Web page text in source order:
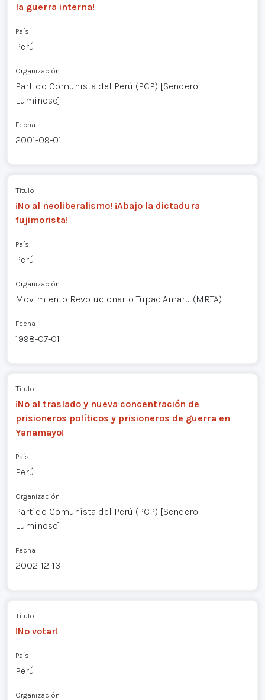
la guerra interna!
País
Perú
Organización
Partido Comunista del Perú (PCP) [Sendero
Luminoso]
Fecha
2001-09-01
Título
¡No al neoliberalismo! ¡Abajo la dictadura
fujimorista!
País
Perú
Organización
Movimiento Revolucionario Tupac Amaru (MRTA)
Fecha
1998-07-01
Título
¡No al traslado y nueva concentración de
prisioneros políticos y prisioneros de guerra en
Yanamayo!
País
Perú
Organización
Partido Comunista del Perú (PCP) [Sendero
Luminoso]
Fecha
2002-12-13
Título
¡No votar!
País
Perú
Organización